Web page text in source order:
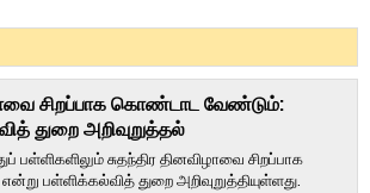
சிறப்பாக கொண்டாட வேண்டும்:
துறை அறிவுறுத்தல்
சுதந்திர தினவிழாவை சிறப்பாக
பள்ளிக்கல்வித் துறை அறிவுறுத்தியுள்ளது.